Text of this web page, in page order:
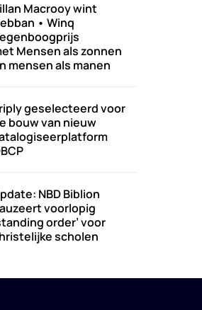
Macrooy wint
• Winq
Mensen als zonnen
mensen als manen
geselecteerd voor
bouw van nieuw
NBD Biblion
voorlopig
order’ voor
scholen